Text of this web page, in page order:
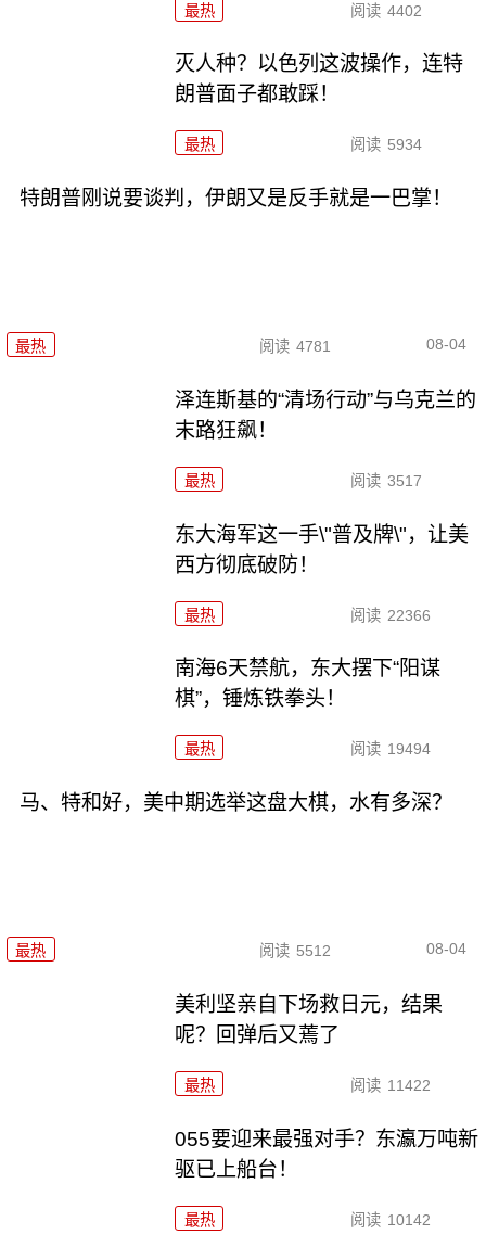
最热 阅读 4402
灭人种？以色列这波操作，连特
朗普面子都敢踩！
最热 阅读 5934
特朗普刚说要谈判，伊朗又是反手就是一巴掌！
最热 阅读 4781 08-04
泽连斯基的“清场行动”与乌克兰的
末路狂飙！
最热 阅读 3517
东大海军这一手\"普及牌\"，让美
西方彻底破防！
最热 阅读 22366
南海6天禁航，东大摆下“阳谋
棋”，锤炼铁拳头！
最热 阅读 19494
马、特和好，美中期选举这盘大棋，水有多深？
最热 阅读 5512 08-04
美利坚亲自下场救日元，结果
呢？回弹后又蔫了
最热 阅读 11422
055要迎来最强对手？东瀛万吨新
驱已上船台！
最热 阅读 10142